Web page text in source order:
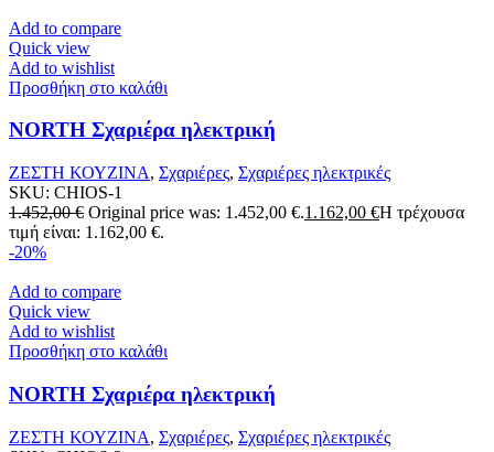
Add to compare
Quick view
Add to wishlist
Προσθήκη στο καλάθι
NORTH Σχαριέρα ηλεκτρική
ΖΕΣΤΗ ΚΟΥΖΙΝΑ, Σχαριέρες, Σχαριέρες ηλεκτρικές
SKU: CHIOS-1
1.452,00€ Original price was: 1.452,00 €.1.162,00 €Η τρέχουσα
τιμή είναι: 1.162,00 €.
-20%
Add to compare
Quick view
Add to wishlist
Προσθήκη στο καλάθι
NORTH Σχαριέρα ηλεκτρική
ΖΕΣΤΗ ΚΟΥΖΙΝΑ, Σχαριέρες, Σχαριέρες ηλεκτρικές